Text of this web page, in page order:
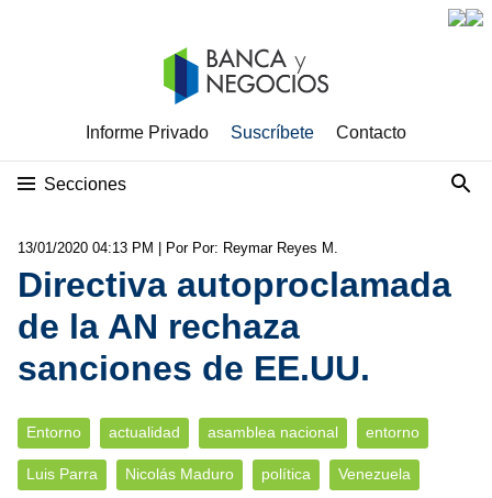
Informe Privado Suscríbete Contacto
Secciones
13/01/2020 04:13 PM | Por Por: Reymar Reyes M.
Directiva autoproclamada
de la AN rechaza
sanciones de EE.UU.
Entorno actualidad asamblea nacional entorno
Luis Parra Nicolás Maduro política Venezuela